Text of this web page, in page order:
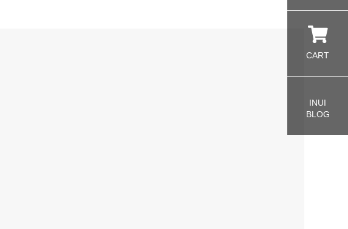
CART
INUI
BLOG